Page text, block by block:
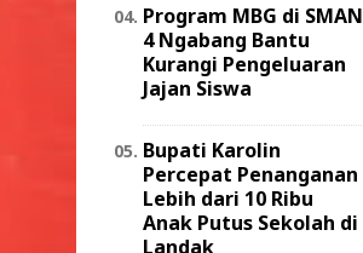
Program MBG di SMAN
4 Ngabang Bantu
Kurangi Pengeluaran
Jajan Siswa
Bupati Karolin
Percepat Penanganan
Lebih dari 10 Ribu
Anak Putus Sekolah di
Landak